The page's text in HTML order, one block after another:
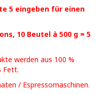
5 eingeben für einen
10 Beutel à 500 g = 5
werden aus 100 %
Fett.
/ Espressomaschinen.